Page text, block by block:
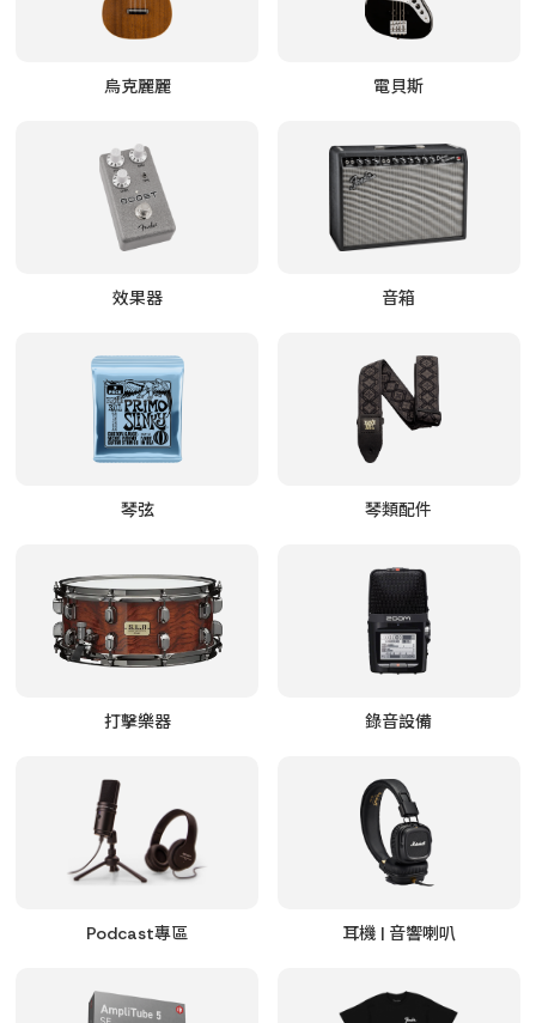
烏克麗麗 電貝斯
效果器 音箱
琴弦 琴類配件
打擊樂器 錄音設備
Podcast專區 耳機 | 音響喇叭